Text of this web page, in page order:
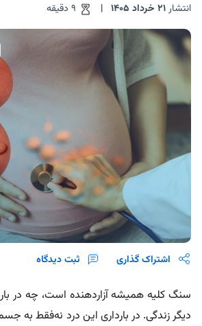
انتشار21 خرداد 1405 |
اشتراک گذاری ثبت دیدگاه
سنگ کلیه همیشه آزاردهنده است، چه در
دیگر زندگی. در بارداری این درد نه‌فقط به